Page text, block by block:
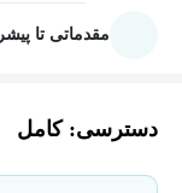
مقدماتی تا
دسترسی: کامل